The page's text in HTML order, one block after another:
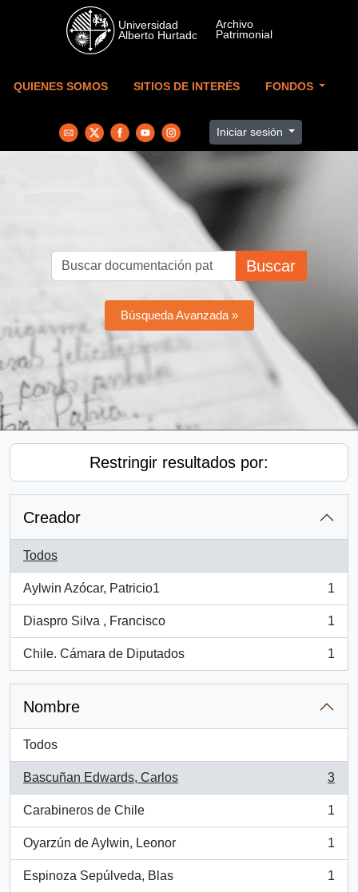
Skip to main content
QUIENES SOMOS SITIOS DE INTERÉS FONDOS
Iniciar sesión
Buscar
Búsqueda Avanzada »
Restringir resultados por:
Creador
Todos
Aylwin Azócar, Patricio1
, 1 resultados
1
Diaspro Silva , Francisco
, 1 resultados
1
Chile. Cámara de Diputados
, 1 resultados
1
Nombre
Todos
Bascuñan Edwards, Carlos
, 3 resultados
3
Carabineros de Chile
, 1 resultados
1
Oyarzún de Aylwin, Leonor
, 1 resultados
1
Espinoza Sepúlveda, Blas
, 1 resultados
1